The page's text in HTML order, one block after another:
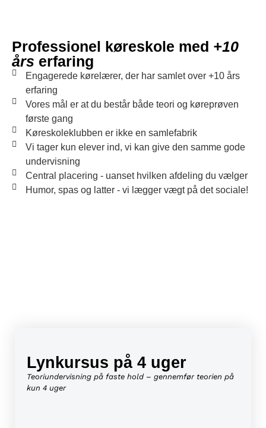
Professionel køreskole med +10
års erfaring
Engagerede kørelærer, der har samlet over +10 års
erfaring
Vores mål er at du består både teori og køreprøven
første gang
Køreskoleklubben er ikke en samlefabrik
Vi tager kun elever ind, vi kan give den samme gode
undervisning
Central placering - uanset hvilken afdeling du vælger
Humor, spas og latter - vi lægger vægt på det sociale!
Lynkursus på 4 uger
Teoriundervisning på faste hold – gennemfør teorien på
kun 4 uger